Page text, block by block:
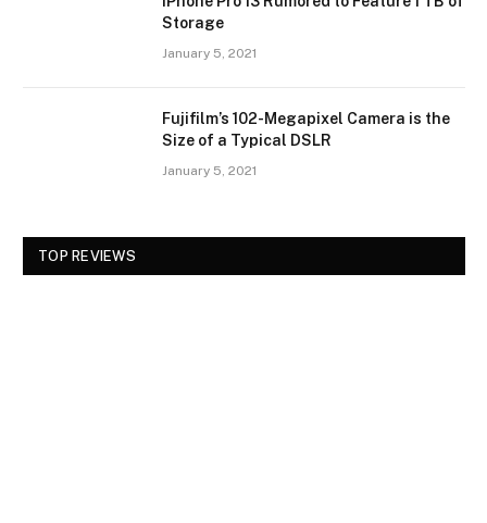
Storage
January 5, 2021
Fujifilm’s 102-Megapixel Camera is the
Size of a Typical DSLR
January 5, 2021
TOP REVIEWS